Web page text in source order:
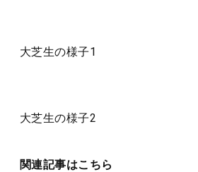
大芝生の様子1
大芝生の様子2
関連記事はこちら